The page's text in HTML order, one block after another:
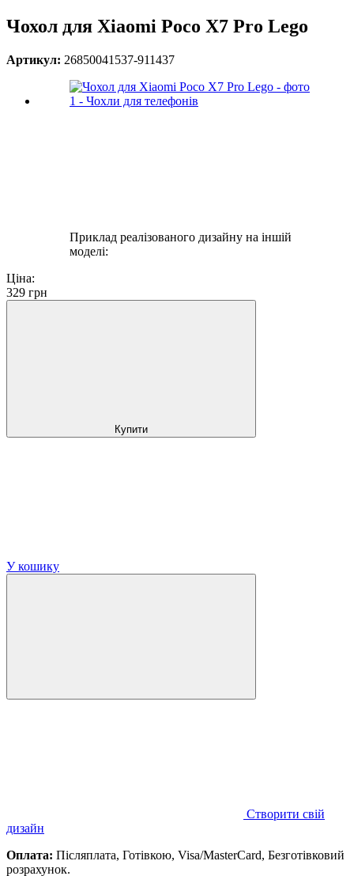
Чохол для Xiaomi Poco X7 Pro Lego
Артикул: 26850041537-911437
Приклад реалізованого дизайну на іншій
моделі:
Ціна:
329 грн
Купити
У кошику
Створити свій
дизайн
Оплата: Післяплата, Готівкою, Visa/MasterCard, Безготівковий
розрахунок.